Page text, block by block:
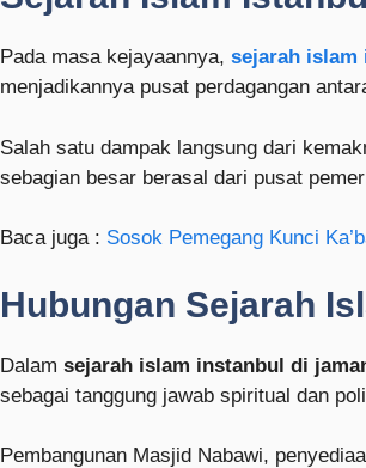
Pada masa kejayaannya, sejarah islam
menjadikannya pusat perdagangan
Salah satu dampak langsung dari
sebagian besar berasal dari pusat
Baca juga : Sosok Pemegang Kunci
Hubungan Sejarah
Dalam sejarah islam instanbul di
sebagai tanggung jawab spiritual dan
Pembangunan Masjid Nabawi,